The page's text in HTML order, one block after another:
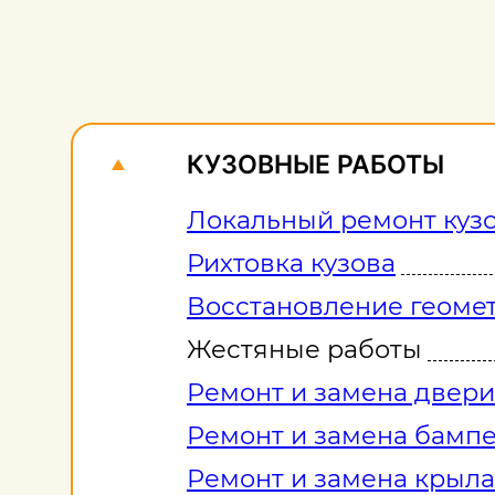
КУЗОВНЫЕ РАБОТЫ
Локальный ремонт
Рихтовка кузова
Восстановление
Жестяные работы
Ремонт и замена двери
Ремонт и замена
Ремонт и замена крыла